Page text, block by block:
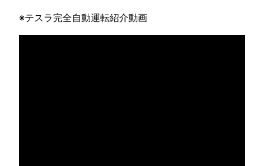
※テスラ完全自動運転紹介動画